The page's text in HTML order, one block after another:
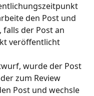
den Post und
falls der Post an
veröffentlicht
wurde der Post
zum Review
Post und wechsle